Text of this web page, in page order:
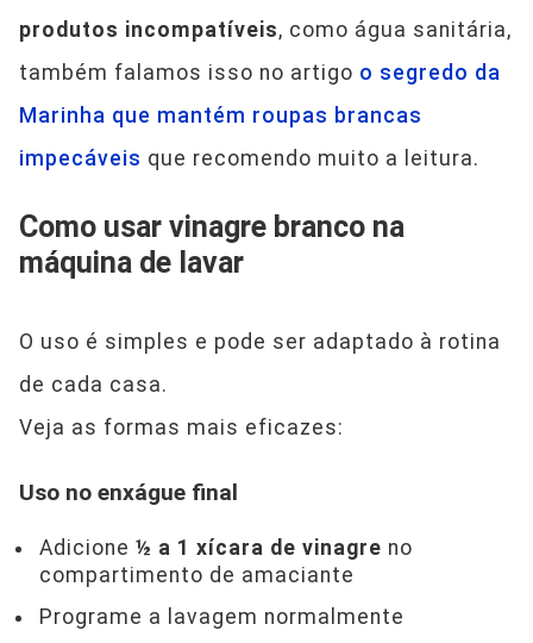
produtos incompatíveis, como água sanitária,
também falamos isso no artigo o segredo da
Marinha que mantém roupas brancas
impecáveis que recomendo muito a leitura.
Como usar vinagre branco na
máquina de lavar
O uso é simples e pode ser adaptado à rotina
de cada casa.
Veja as formas mais eficazes:
Uso no enxágue final
Adicione ½ a 1 xícara de vinagre no
compartimento de amaciante
Programe a lavagem normalmente